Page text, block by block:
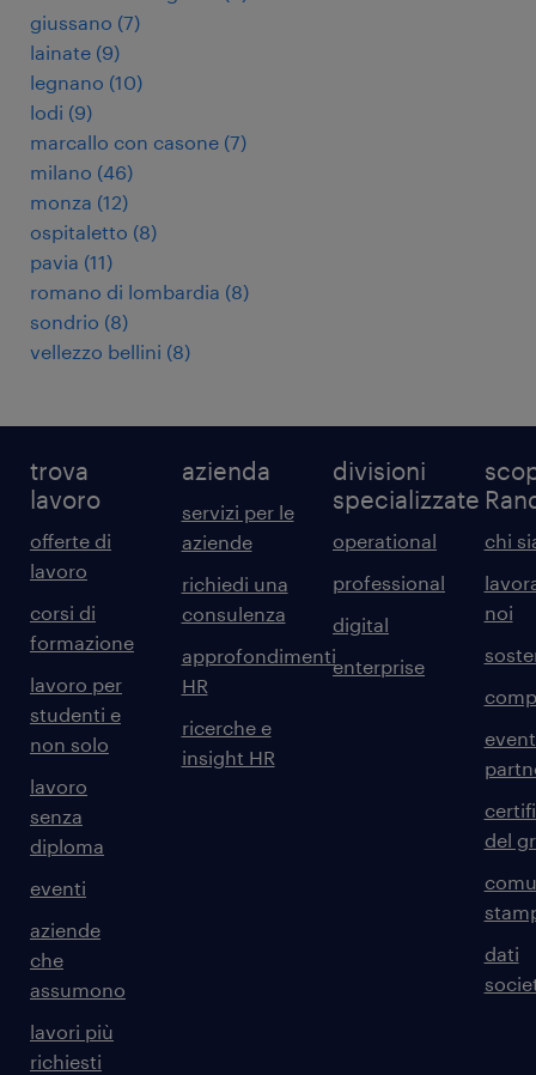
giussano (7)
lainate (9)
legnano (10)
lodi (9)
marcallo con casone (7)
milano (46)
monza (12)
ospitaletto (8)
pavia (11)
romano di lombardia (8)
sondrio (8)
vellezzo bellini (8)
trova
lavoro
offerte di
lavoro
corsi di
formazione
lavoro per
studenti e
non solo
lavoro
senza
diploma
eventi
aziende
che
assumono
lavori più
richiesti
azienda
servizi per le
aziende
richiedi una
consulenza
approfondimenti
HR
ricerche e
insight HR
divisioni
specializzate
operational
professional
digital
enterprise
chi
noi
del
dati